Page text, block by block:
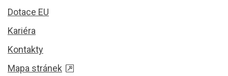
Dotace EU
Kariéra
Kontakty
Mapa stránek